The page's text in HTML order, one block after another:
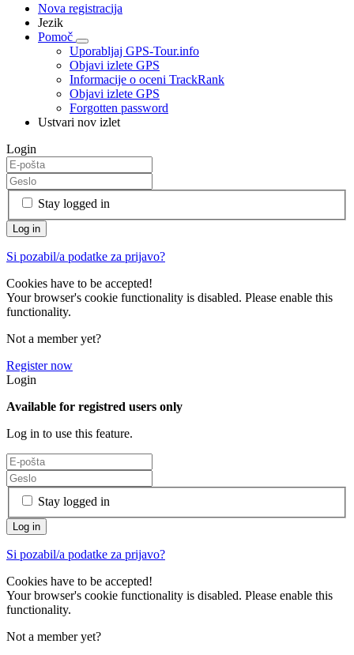
Nova registracija
Jezik
Pomoč
Uporabljaj GPS-Tour.info
Objavi izlete GPS
Informacije o oceni TrackRank
Objavi izlete GPS
Forgotten password
Ustvari nov izlet
Login
Stay logged in
Si pozabil/a podatke za prijavo?
Cookies have to be accepted!
Your browser's cookie functionality is disabled. Please enable this
functionality.
Not a member yet?
Register now
Login
Available for registred users only
Log in to use this feature.
Stay logged in
Si pozabil/a podatke za prijavo?
Cookies have to be accepted!
Your browser's cookie functionality is disabled. Please enable this
functionality.
Not a member yet?